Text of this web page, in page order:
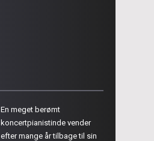
En meget berømt
koncertpianistinde vender
efter mange år tilbage til sin